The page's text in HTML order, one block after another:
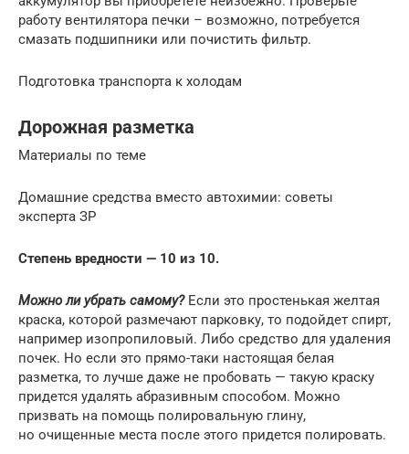
работу вентилятора печки – возможно, потребуется
смазать подшипники или почистить фильтр.
Подготовка транспорта к холодам
Дорожная разметка
Материалы по теме
Домашние средства вместо автохимии: советы
эксперта ЗР
Степень вредности — 10 из 10.
Можно ли убрать самому? Если это простенькая желтая
краска, которой размечают парковку, то подойдет спирт,
например изопропиловый. Либо средство для удаления
почек. Но если это прямо-таки настоящая белая
разметка, то лучше даже не пробовать — такую краску
придется удалять абразивным способом. Можно
призвать на помощь полировальную глину,
но очищенные места после этого придется полировать.